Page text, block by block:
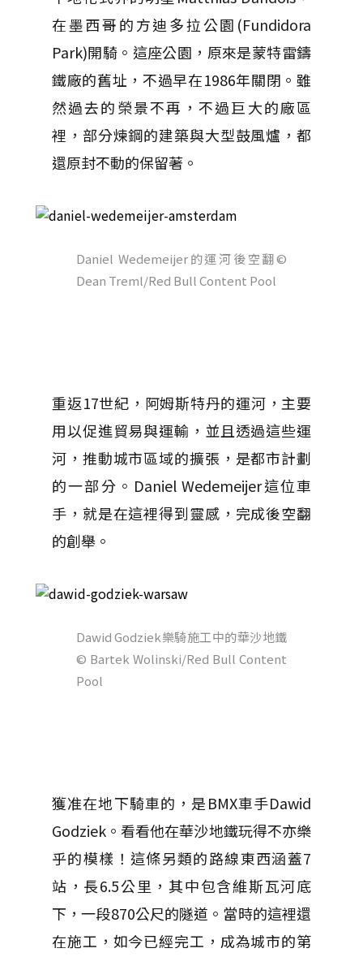
在墨西哥的方迪多拉公園(Fundidora
Park)開騎。這座公園，原來是蒙特雷鑄
鐵廠的舊址，不過早在1986年關閉。雖
然過去的榮景不再，不過巨大的廠區
裡，部分煉鋼的建築與大型鼓風爐，都
還原封不動的保留著。
Daniel Wedemeijer的運河後空翻©
Dean Treml/Red Bull Content Pool
重返17世紀，阿姆斯特丹的運河，主要
用以促進貿易與運輸，並且透過這些運
河，推動城市區域的擴張，是都市計劃
的一部分。Daniel Wedemeijer這位車
手，就是在這裡得到靈感，完成後空翻
的創舉。
Dawid Godziek樂騎施工中的華沙地鐵
© Bartek Wolinski/Red Bull Content
Pool
獲准在地下騎車的，是BMX車手Dawid
Godziek。看看他在華沙地鐵玩得不亦樂
乎的模樣！這條另類的路線東西涵蓋7
站，長6.5公里，其中包含維斯瓦河底
下，一段870公尺的隧道。當時的這裡還
在施工，如今已經完工，成為城市的第